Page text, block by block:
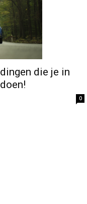
die je in
0